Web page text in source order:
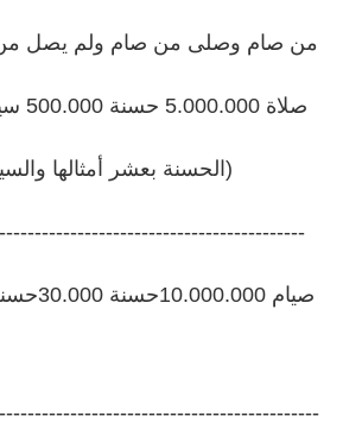
من صام وصلى من صام ولم يصل
صلاة 5.000.000 حسنة 500.000 سيئة 500.000 سيئة
(الحسنة بعشر أمثالها
صيام 10.000.000حسنة 30.000حسنة 1.000.000 سيئة